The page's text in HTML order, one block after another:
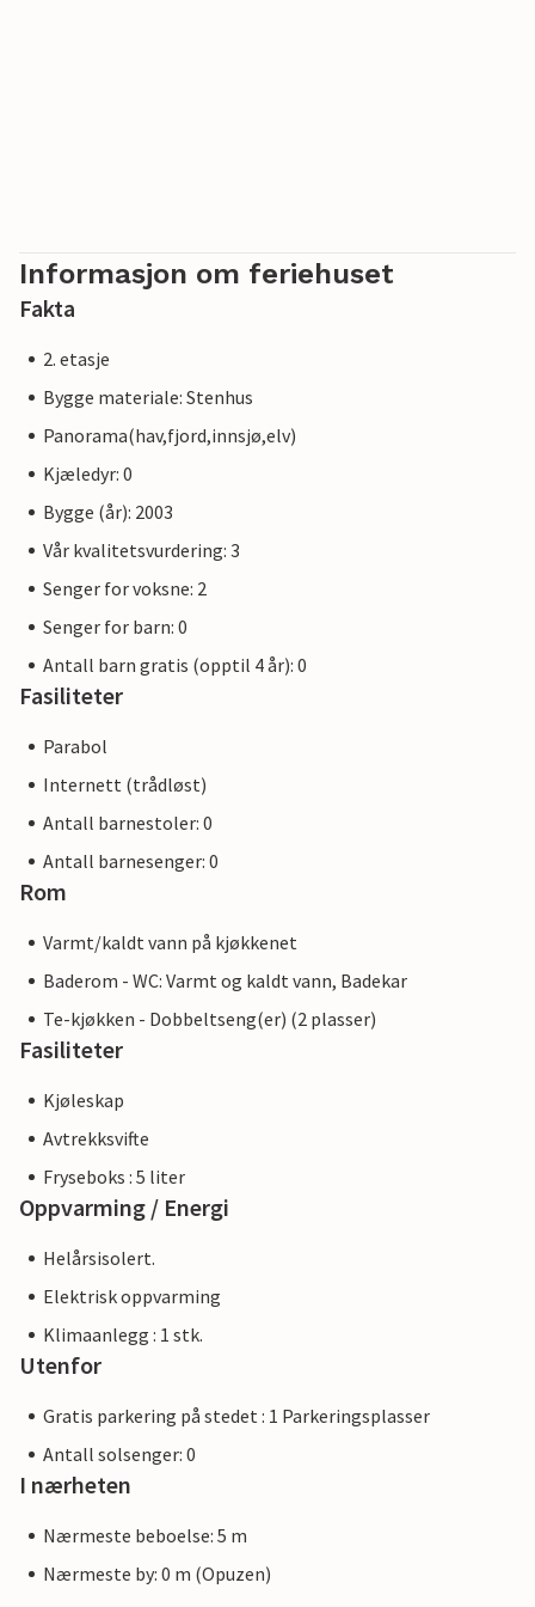
Informasjon om feriehuset
Fakta
2. etasje
Bygge materiale: Stenhus
Panorama(hav,fjord,innsjø,elv)
Kjæledyr: 0
Bygge (år): 2003
Vår kvalitetsvurdering: 3
Senger for voksne: 2
Senger for barn: 0
Antall barn gratis (opptil 4 år): 0
Fasiliteter
Parabol
Internett (trådløst)
Antall barnestoler: 0
Antall barnesenger: 0
Rom
Varmt/kaldt vann på kjøkkenet
Baderom - WC: Varmt og kaldt vann, Badekar
Te-kjøkken - Dobbeltseng(er) (2 plasser)
Fasiliteter
Kjøleskap
Avtrekksvifte
Fryseboks : 5 liter
Oppvarming / Energi
Helårsisolert.
Elektrisk oppvarming
Klimaanlegg : 1 stk.
Utenfor
Gratis parkering på stedet : 1 Parkeringsplasser
Antall solsenger: 0
I nærheten
Nærmeste beboelse: 5 m
Nærmeste by: 0 m (Opuzen)